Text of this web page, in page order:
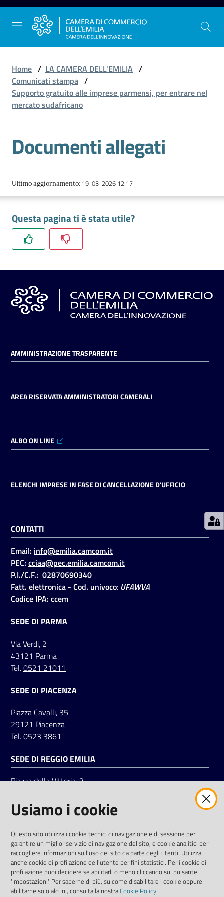
Vai al contenuto
Vai alla navigazione
Vai al footer
La
l'impresa
Promuovere
l'impresa
il
Tutelare
l'Impresa
Consumatore
L'impresa
in
Prenotazioni
on line
on line
Accedi
Seguici
su
Home / LA CAMERA DELL'EMILIA /
Comunicati stampa /
Supporto gratuito alle imprese parmensi, per entrare nel
mercato sudafricano
Documenti allegati
Ultimo aggiornamento: 19-03-2026 12:17
Questa pagina ti è stata utile?
AMMINISTRAZIONE TRASPARENTE
AREA RISERVATA AMMINISTRATORI CAMERALI
ALBO ON LINE
ELENCHI IMPRESE IN FASE DI CANCELLAZIONE D'UFFICIO
CONTATTI
Email: info@emilia.camcom.it
PEC: cciaa@pec.emilia.camcom.it
P.I./C.F.: 02870690340
Fatt. elettronica - Cod. univoco: UFAWVA
Codice IPA: ccem
SEDE DI PARMA
Via Verdi, 2
43121 Parma
Tel.0521 21011
SEDE DI PIACENZA
Piazza Cavalli, 35
29121 Piacenza
Tel.0523 3861
SEDE DI REGGIO EMILIA
Piazza della Vittoria, 3
Tel.0522 7961
LinkedinFacebookInstagram
Usiamo i cookie
Questo sito utilizza i cookie tecnici di navigazione e di sessione per
garantire un miglior servizio di navigazione del sito, e cookie analitici per
raccogliere informazioni sull'uso del sito da parte degli utenti. Utilizza
anche cookie di profilazione dell'utente per fini statistici. Per i cookie di
profilazione puoi decidere se abilitarli o meno cliccando sul pulsante
'Impostazioni'. Per saperne di più, su come disabilitare i cookie oppure
abilitarne solo alcuni, consulta la nostraCookie Policy.